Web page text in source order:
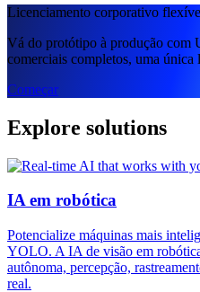
Licenciamento corporativo
Vá do protótipo à produção
comerciais completos, uma única
Começar
Explore solutions
IA em robótica
Potencialize máquinas mais
YOLO. A IA de visão em
autônoma, percepção,
real.